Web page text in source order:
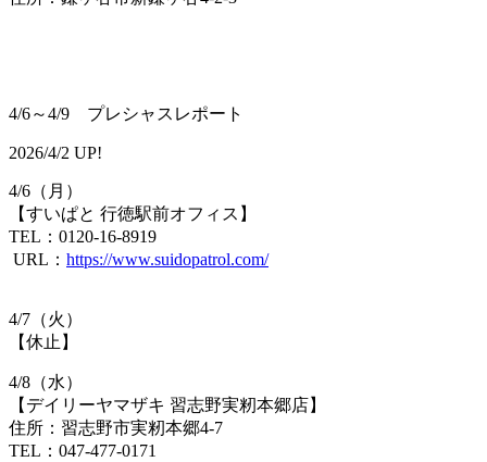
4/6～4/9 プレシャスレポート
2026/4/2 UP!
4/6（月）
【すいぱと 行徳駅前オフィス】
TEL：0120-16-8919
URL：​ https://www.suidopatrol.com/
4/7（火）
【​休止】
4/8（水）
【デイリーヤマザキ 習志野実籾本郷店】
住所：習志野市実籾本郷4-7
TEL：047-477-0171